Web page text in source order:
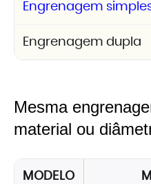
Engrenagem
Engrenagem dupla
Mesma
material ou
MODELO